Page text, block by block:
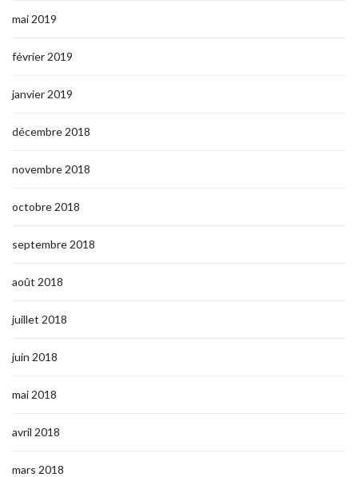
mai 2019
février 2019
janvier 2019
décembre 2018
novembre 2018
octobre 2018
septembre 2018
août 2018
juillet 2018
juin 2018
mai 2018
avril 2018
mars 2018